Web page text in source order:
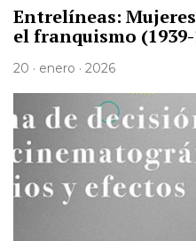
Entrelíneas:
el franquismo (1939-
20 · enero · 2026